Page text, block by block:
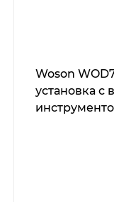
Woson
установка с